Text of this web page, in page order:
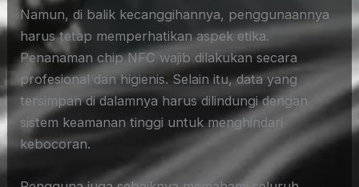
Namun, di balik kecanggihannya, penggunaannya
harus tetap memperhatikan aspek etika.
Penanaman chip NFC wajib dilakukan secara
profesional dan higienis. Selain itu, data yang
tersimpan di dalamnya harus dilindungi dengan
sistem keamanan tinggi untuk menghindari
kebocoran.